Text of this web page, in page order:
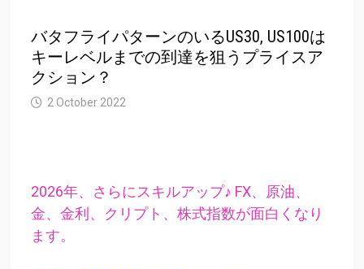
バタフライパターンのいるUS30, US100は
キーレベルまでの到達を狙うプライスア
クション？
2 October 2022
2026年、さらにスキルアップ♪ FX、原油、
金、金利、クリプト、株式指数が面白くなり
ます。